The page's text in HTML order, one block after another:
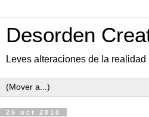
Desorden
Leves alteraciones de la realidad
25 oct 2010